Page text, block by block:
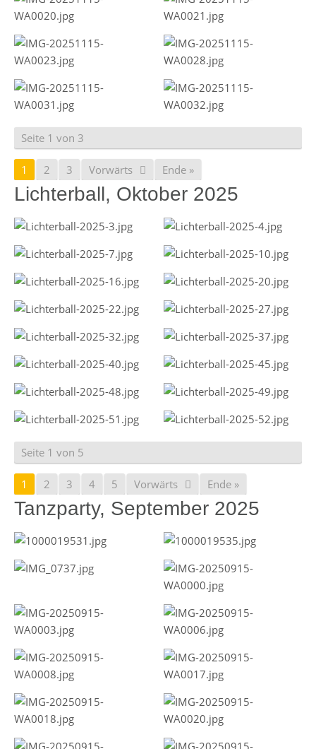
Seite 1 von 3
1 2 3 Vorwärts Ende »
Lichterball, Oktober 2025
Seite 1 von 5
1 2 3 4 5 Vorwärts Ende »
Tanzparty, September 2025